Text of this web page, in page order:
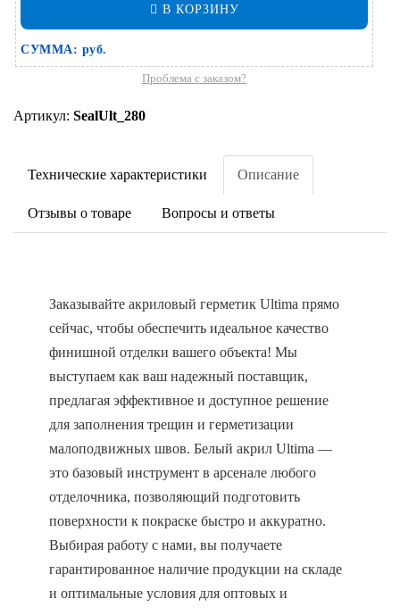
В КОРЗИНУ
СУММА: руб.
Проблема с заказом?
Артикул: SealUlt_280
Технические характеристики Описание
Отзывы о товаре Вопросы и ответы
Заказывайте акриловый герметик Ultima прямо
сейчас, чтобы обеспечить идеальное качество
финишной отделки вашего объекта! Мы
выступаем как ваш надежный поставщик,
предлагая эффективное и доступное решение
для заполнения трещин и герметизации
малоподвижных швов. Белый акрил Ultima —
это базовый инструмент в арсенале любого
отделочника, позволяющий подготовить
поверхности к покраске быстро и аккуратно.
Выбирая работу с нами, вы получаете
гарантированное наличие продукции на складе
и оптимальные условия для оптовых и